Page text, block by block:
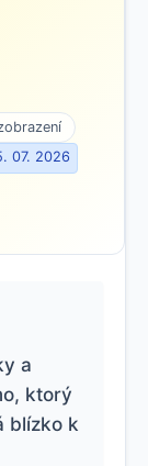
07. 2026
a
ktorý
blízko k